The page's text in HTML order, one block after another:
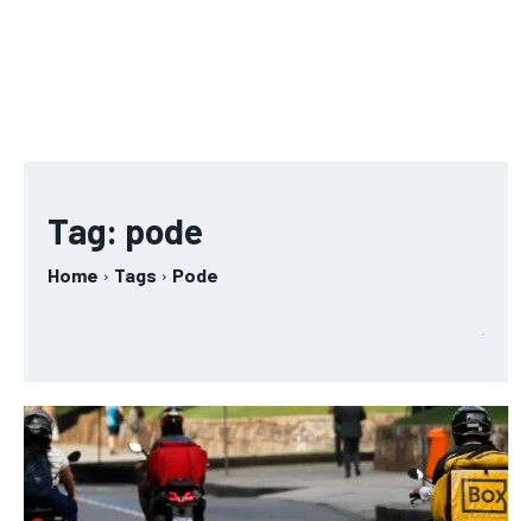
Tag: pode
Home Tags Pode